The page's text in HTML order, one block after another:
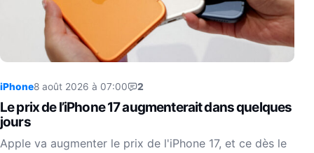
iPhone8 août 2026 à 07:00 2
Le prix de l’iPhone 17 augmenterait dans quelques
jours
Apple va augmenter le prix de l'iPhone 17, et ce dès le